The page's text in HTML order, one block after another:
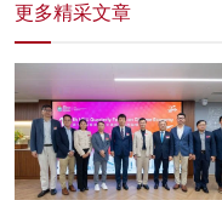
更多精采文章